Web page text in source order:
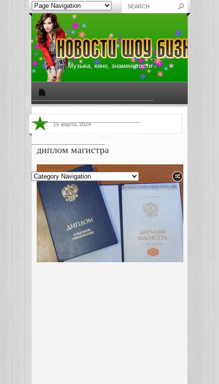
Музыка, кино, знаменитости
Жизнь звезд Музыкальные новости
Новости киноиндустрии
15 марта, 2024
диплом магистра